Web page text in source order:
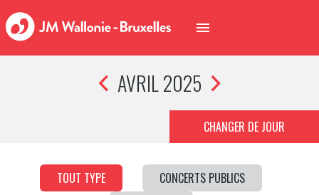
AVRIL 2025
CHANGER DE JOUR
TOUT TYPE
CONCERTS PUBLICS